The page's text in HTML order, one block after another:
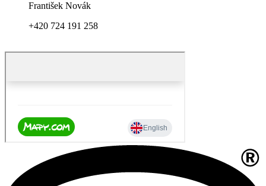
František Novák
+420 724 191 258